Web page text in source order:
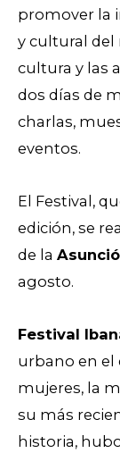
promover la
y cultural del
cultura y las
dos días de
charlas,
eventos.
El Festival,
edición, se
de la
agosto.
Festival
urbano en el
mujeres, la
su más
historia,